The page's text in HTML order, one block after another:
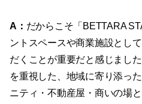
A ： だからこそ「 BETTARA
ントスペースや商業施設とし
だくことが重要だと感じました
を重視した、地域に寄り添っ
ニティ・不動産屋・商いの場